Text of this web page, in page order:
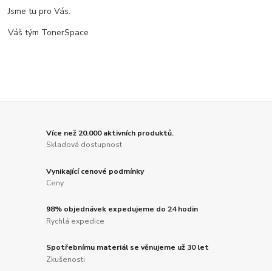
Jsme tu pro Vás.
Váš tým TonerSpace
Více než 20.000 aktivních produktů.
Skladová dostupnost
Vynikající cenové podmínky
Ceny
98% objednávek expedujeme do 24 hodin
Rychlá expedice
Spotřebnímu materiál se věnujeme už 30 let
Zkušenosti